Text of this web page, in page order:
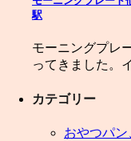
駅
モーニングプレ
ってきました。
カテゴリー
おやつパ